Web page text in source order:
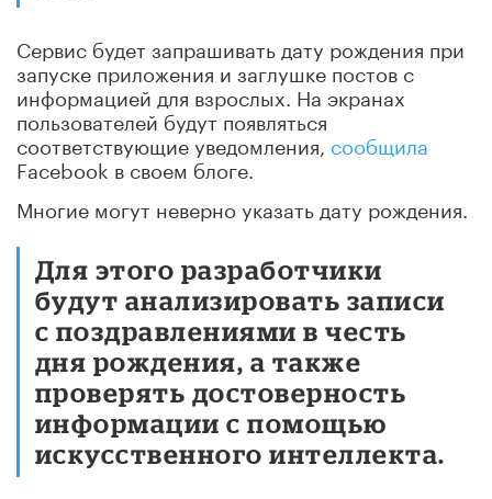
Сервис будет запрашивать дату рождения при
запуске приложения и заглушке постов с
информацией для взрослых. На экранах
пользователей будут появляться
соответствующие уведомления, сообщила
Facebook в своем блоге.
Многие могут неверно указать дату рождения.
Для этого разработчики
будут анализировать записи
с поздравлениями в честь
дня рождения, а также
проверять достоверность
информации с помощью
искусственного интеллекта.